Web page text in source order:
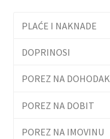
PLAĆE I NAKNADE
DOPRINOSI
POREZ NA DOHODAK
POREZ NA DOBIT
POREZ NA IMOVINU